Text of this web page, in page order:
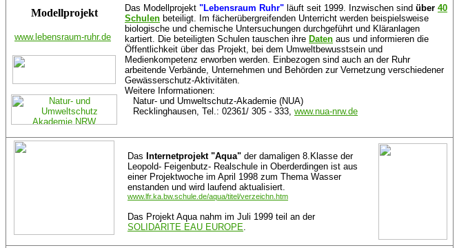
Modellprojekt
www.lebensraum-ruhr.de
Das Modellprojekt "Lebensraum Ruhr" läuft seit 1999. Inzwischen sind über 40
Schulen beteiligt. Im fächerübergreifenden Unterricht werden beispielsweise
biologische und chemische Untersuchungen durchgeführt und Kläranlagen
kartiert. Die beteiligten Schulen tauschen ihre Daten aus und informieren die
Öffentlichkeit über das Projekt, bei dem Umweltbewusstsein und
Medienkompetenz erworben werden. Einbezogen sind auch an der Ruhr
arbeitende Verbände, Unternehmen und Behörden zur Vernetzung verschiedener
Gewässerschutz-Aktivitäten.
Weitere Informationen:
Natur- und Umweltschutz-Akademie (NUA)
Recklinghausen, Tel.: 02361/ 305 - 333, www.nua-nrw.de
Das Internetprojekt "Aqua" der damaligen 8.Klasse der
Leopold- Feigenbutz- Realschule in Oberderdingen ist aus
einer Projektwoche im April 1998 zum Thema Wasser
enstanden und wird laufend aktualisiert.
www.lfr.ka.bw.schule.de/aqua/titel/verzeichn.htm
Das Projekt Aqua nahm im Juli 1999 teil an der
SOLIDARITE EAU EUROPE.